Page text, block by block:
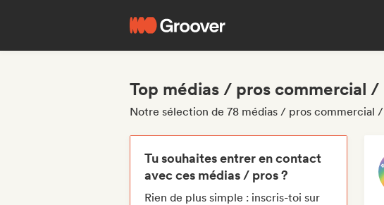
Top médias / pros commercial
Notre sélection de 78 médias / pros commercial
Tu souhaites entrer en contact
avec ces médias / pros ?
Rien de plus simple : inscris-toi sur